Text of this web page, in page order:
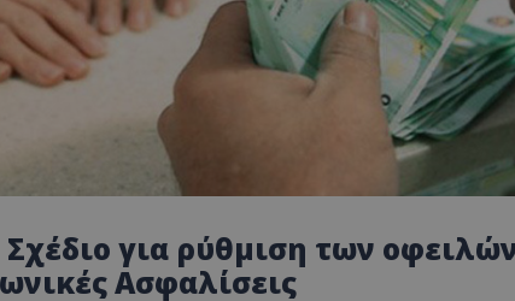
για ρύθμιση των
Ασφαλίσεις